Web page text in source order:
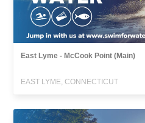
East Lyme - McCook Point (Main)
EAST LYME, CONNECTICUT